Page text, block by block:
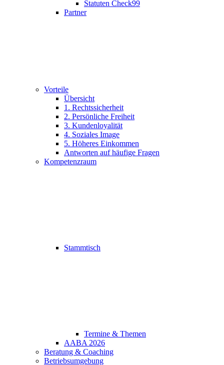
Statuten Check99
Partner
Vorteile
Übersicht
1. Rechtssicherheit
2. Persönliche Freiheit
3. Kundenloyalität
4. Soziales Image
5. Höheres Einkommen
Antworten auf häufige Fragen
Kompetenzraum
Stammtisch
Termine & Themen
AABA 2026
Beratung & Coaching
Betriebsumgebung